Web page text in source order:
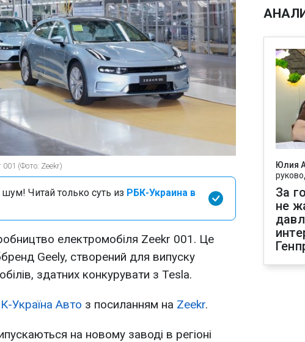
001 (Фото: Zeekr)
Читай только суть из РБК-Украина в
електромобіля Zeekr 001. Це
Geely, створений для випуску
здатних конкурувати з Tesla.
Україна Авто з посиланням на Zeekr.
на новому заводі в регіоні
Юлия
За
не